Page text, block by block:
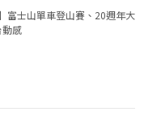
富士山單車登山賽、20週年大
動感